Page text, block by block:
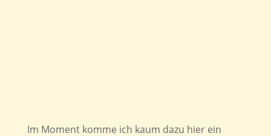
Im Moment komme ich kaum dazu hier ein